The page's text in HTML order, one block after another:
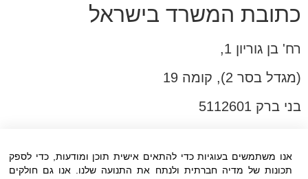
כתובת המשרד בישראל
רח' בן גוריון 1,
(מגדל בסר 2), קומה 19
בני ברק 5112601
פקס:03-6005531
אנו משתמשים בעוגיות כדי להתאים אישית תוכן ומודעות, כדי לספק
תכונות של מדיה חברתית ולנתח את התנועה שלנו. אנו גם חולקים